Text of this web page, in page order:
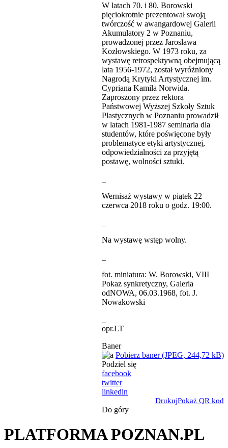
W latach 70. i 80. Borowski
pięciokrotnie prezentował swoją
twórczość w awangardowej Galerii
Akumulatory 2 w Poznaniu,
prowadzonej przez Jarosława
Kozłowskiego. W 1973 roku, za
wystawę retrospektywną obejmującą
lata 1956-1972, został wyróżniony
Nagrodą Krytyki Artystycznej im.
Cypriana Kamila Norwida.
Zaproszony przez rektora
Państwowej Wyższej Szkoły Sztuk
Plastycznych w Poznaniu prowadził
w latach 1981-1987 seminaria dla
studentów, które poświęcone były
problematyce etyki artystycznej,
odpowiedzialności za przyjętą
postawę, wolności sztuki.
Wernisaż wystawy w piątek 22
czerwca 2018 roku o godz. 19:00.
Na wystawę wstęp wolny.
fot. miniatura: W. Borowski, VIII
Pokaz synkretyczny, Galeria
odNOWA, 06.03.1968, fot. J.
Nowakowski
opr.LT
Baner
Pobierz baner (JPEG, 244,72 kB)
Podziel się
facebook
twitter
linkedin
DrukujPokaż QR kod
Do góry
PLATFORMA POZNAN.PL